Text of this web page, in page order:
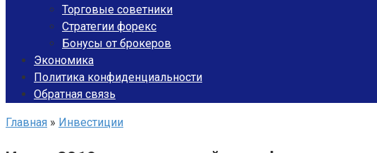
Торговые советники
Стратегии форекс
Бонусы от брокеров
Экономика
Политика конфиденциальности
Обратная связь
Главная » Инвестиции